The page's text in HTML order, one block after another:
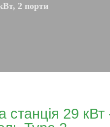
2 порти
станція 29